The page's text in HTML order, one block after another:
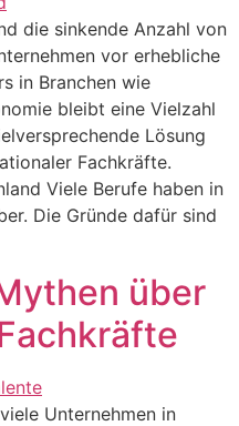
die sinkende Anzahl von
vor erhebliche
in Branchen wie
bleibt eine Vielzahl
Lösung
Fachkräfte.
Viele Berufe haben in
Die Gründe dafür sind
über
Unternehmen in